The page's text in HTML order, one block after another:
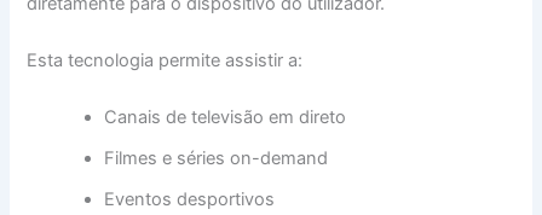
Esta tecnologia permite assistir a:
Canais de televisão em direto
Filmes e séries on-demand
Eventos desportivos